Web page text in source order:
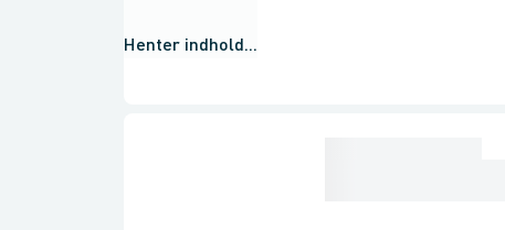
Henter indhold...